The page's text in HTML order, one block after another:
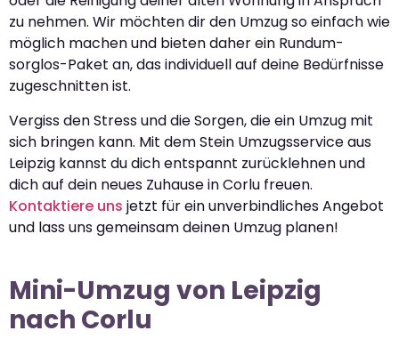
zu nehmen. Wir möchten dir den Umzug so einfach wie
möglich machen und bieten daher ein Rundum-
sorglos-Paket an, das individuell auf deine Bedürfnisse
zugeschnitten ist.
Vergiss den Stress und die Sorgen, die ein Umzug mit
sich bringen kann. Mit dem Stein Umzugsservice aus
Leipzig kannst du dich entspannt zurücklehnen und
dich auf dein neues Zuhause in Corlu freuen.
Kontaktiere uns jetzt für ein unverbindliches Angebot
und lass uns gemeinsam deinen Umzug planen!
Mini-Umzug von Leipzig
nach Corlu